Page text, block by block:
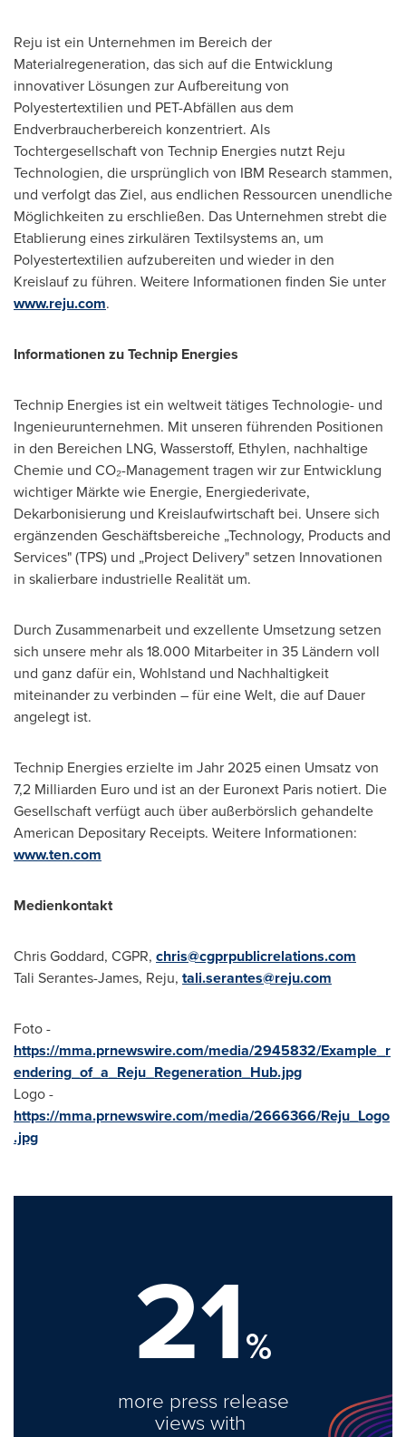
Reju ist ein Unternehmen im Bereich der
Materialregeneration, das sich auf die Entwicklung
innovativer Lösungen zur Aufbereitung von
Polyestertextilien und PET-Abfällen aus dem
Endverbraucherbereich konzentriert. Als
Tochtergesellschaft von Technip Energies nutzt Reju
Technologien, die ursprünglich von IBM Research stammen,
und verfolgt das Ziel, aus endlichen Ressourcen unendliche
Möglichkeiten zu erschließen. Das Unternehmen strebt die
Etablierung eines zirkulären Textilsystems an, um
Polyestertextilien aufzubereiten und wieder in den
Kreislauf zu führen. Weitere Informationen finden Sie unter
www.reju.com.
Informationen zu Technip Energies
Technip Energies ist ein weltweit tätiges Technologie- und
Ingenieurunternehmen. Mit unseren führenden Positionen
in den Bereichen LNG, Wasserstoff, Ethylen, nachhaltige
Chemie und CO₂-Management tragen wir zur Entwicklung
wichtiger Märkte wie Energie, Energiederivate,
Dekarbonisierung und Kreislaufwirtschaft bei. Unsere sich
ergänzenden Geschäftsbereiche „Technology, Products and
Services" (TPS) und „Project Delivery" setzen Innovationen
in skalierbare industrielle Realität um.
Durch Zusammenarbeit und exzellente Umsetzung setzen
sich unsere mehr als 18.000 Mitarbeiter in 35 Ländern voll
und ganz dafür ein, Wohlstand und Nachhaltigkeit
miteinander zu verbinden – für eine Welt, die auf Dauer
angelegt ist.
Technip Energies erzielte im Jahr 2025 einen Umsatz von
7,2 Milliarden Euro und ist an der Euronext Paris notiert. Die
Gesellschaft verfügt auch über außerbörslich gehandelte
American Depositary Receipts. Weitere Informationen:
www.ten.com
Medienkontakt
Chris Goddard, CGPR, chris@cgprpublicrelations.com
Tali Serantes-James, Reju, tali.serantes@reju.com
Foto -
https://mma.prnewswire.com/media/2945832/Example_r
endering_of_a_Reju_Regeneration_Hub.jpg
Logo -
https://mma.prnewswire.com/media/2666366/Reju_Logo
.jpg
21%
more press release
views with